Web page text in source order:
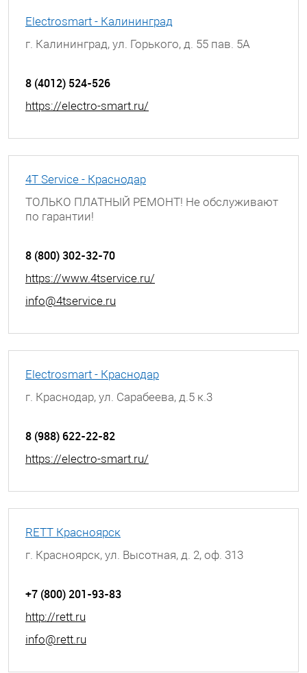
Electrosmart - Калининград
г. Калининград, ул. Горького, д. 55 пав. 5А
8 (4012) 524-526
https://electro-smart.ru/
4T Service - Краснодар
ТОЛЬКО ПЛАТНЫЙ РЕМОНТ! Не обслуживают
по гарантии!
8 (800) 302-32-70
https://www.4tservice.ru/
info@4tservice.ru
Electrosmart - Краснодар
г. Краснодар, ул. Сарабеева, д.5 к.3
8 (988) 622-22-82
https://electro-smart.ru/
RETT Красноярск
г. Красноярск, ул. Высотная, д. 2, оф. 313
+7 (800) 201-93-83
http://rett.ru
info@rett.ru